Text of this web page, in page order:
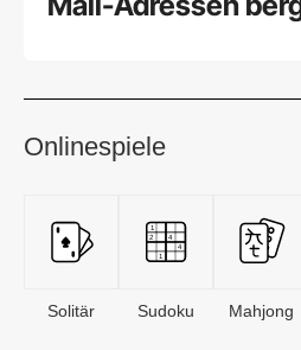
Onlinespiele
Solitär Sudoku Mahjong